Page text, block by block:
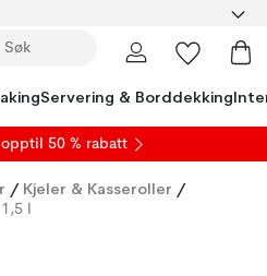
Servering & Borddekking
50 % rabatt
/ Kjeler & Kasseroller /
l